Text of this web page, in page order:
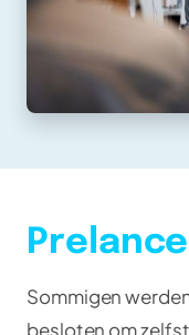
Sommigen
besloten om